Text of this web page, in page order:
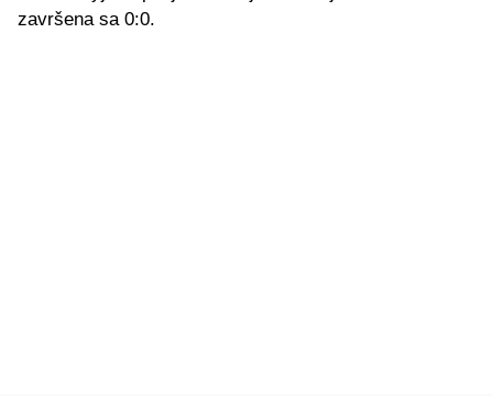
završena sa 0:0.